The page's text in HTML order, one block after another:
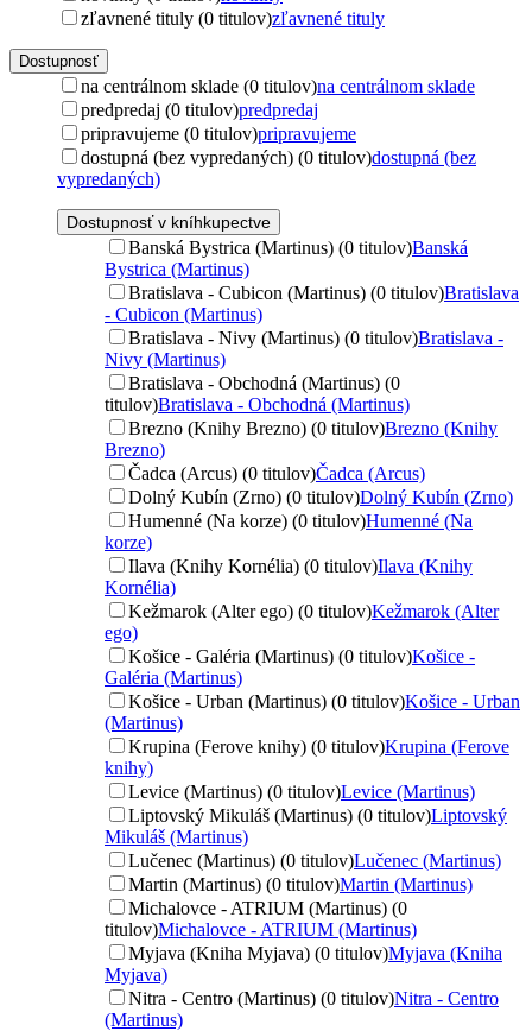
zľavnené tituly (0 titulov)zľavnené tituly
Dostupnosť
na centrálnom sklade (0 titulov)na centrálnom sklade
predpredaj (0 titulov)predpredaj
pripravujeme (0 titulov)pripravujeme
dostupná (bez vypredaných) (0 titulov)dostupná (bez
vypredaných)
Dostupnosť v kníhkupectve
Banská Bystrica (Martinus) (0 titulov)Banská
Bystrica (Martinus)
Bratislava - Cubicon (Martinus) (0 titulov)Bratislava
- Cubicon (Martinus)
Bratislava - Nivy (Martinus) (0 titulov)Bratislava -
Nivy (Martinus)
Bratislava - Obchodná (Martinus) (0
titulov)Bratislava - Obchodná (Martinus)
Brezno (Knihy Brezno) (0 titulov)Brezno (Knihy
Brezno)
Čadca (Arcus) (0 titulov)Čadca (Arcus)
Dolný Kubín (Zrno) (0 titulov)Dolný Kubín (Zrno)
Humenné (Na korze) (0 titulov)Humenné (Na
korze)
Ilava (Knihy Kornélia) (0 titulov)Ilava (Knihy
Kornélia)
Kežmarok (Alter ego) (0 titulov)Kežmarok (Alter
ego)
Košice - Galéria (Martinus) (0 titulov)Košice -
Galéria (Martinus)
Košice - Urban (Martinus) (0 titulov)Košice - Urban
(Martinus)
Krupina (Ferove knihy) (0 titulov)Krupina (Ferove
knihy)
Levice (Martinus) (0 titulov)Levice (Martinus)
Liptovský Mikuláš (Martinus) (0 titulov)Liptovský
Mikuláš (Martinus)
Lučenec (Martinus) (0 titulov)Lučenec (Martinus)
Martin (Martinus) (0 titulov)Martin (Martinus)
Michalovce - ATRIUM (Martinus) (0
titulov)Michalovce - ATRIUM (Martinus)
Myjava (Kniha Myjava) (0 titulov)Myjava (Kniha
Myjava)
Nitra - Centro (Martinus) (0 titulov)Nitra - Centro
(Martinus)